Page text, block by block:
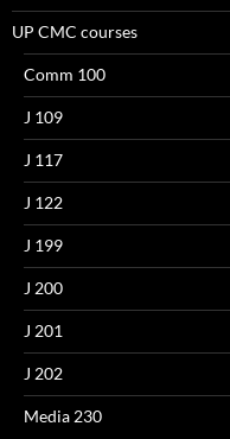
UP CMC courses
Comm 100
J 109
J 117
J 122
J 199
J 200
J 201
J 202
Media 230